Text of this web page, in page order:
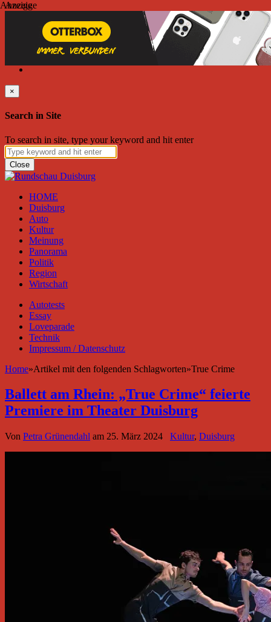
Montag, August 10, 2026
Friend on Facebook Follow on Twitter
Subscribe to RSS
×
Search in Site
To search in site, type your keyword and hit enter
Close
HOME
Duisburg
Auto
Kultur
Meinung
Panorama
Politik
Region
Wirtschaft
Autotests
Essay
Loveparade
Technik
Impressum / Datenschutz
Home»Artikel mit den folgenden Schlagworten»True Crime
Ballett am Rhein: „True Crime“ feierte
Premiere im Theater Duisburg
Von Petra Grünendahl am 25. März 2024 Kultur, Duisburg
Anzeige
Anzeige